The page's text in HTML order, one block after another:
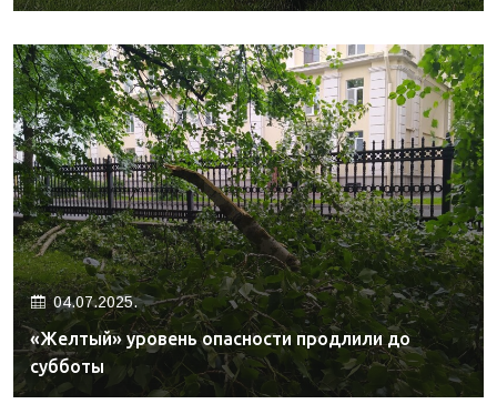
04.07.2025.
«Желтый» уровень опасности продлили до
субботы